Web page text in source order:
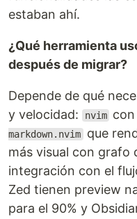
estaban ahí.
¿Qué herramienta
después de migrar?
Depende de qué
y velocidad:
nvim
markdown.nvim que
más visual con grafo
integración con el
Zed tienen preview
para el 90% y